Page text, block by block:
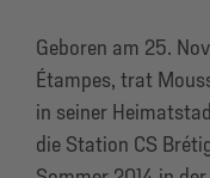
Geboren am 25.
Étampes, trat
in seiner
die Station CS